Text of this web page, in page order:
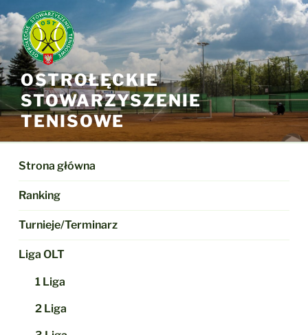
do
treści
OSTROŁĘCKIE
STOWARZYSZENIE
TENISOWE
Strona główna
Ranking
Turnieje/Terminarz
Liga OLT
1 Liga
2 Liga